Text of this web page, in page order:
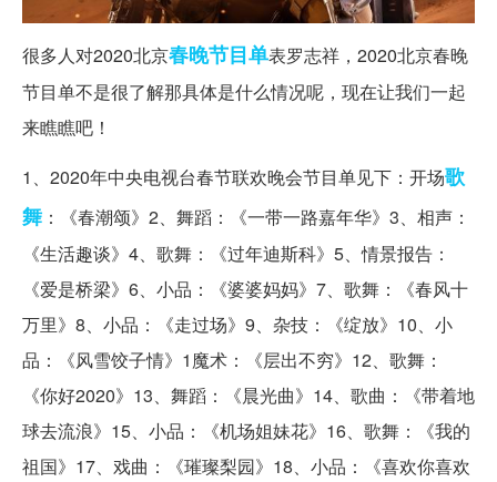
很多人对2020北京春晚节目单表罗志祥，2020北京春晚
节目单不是很了解那具体是什么情况呢，现在让我们一起
来瞧瞧吧！
1、2020年中央电视台春节联欢晚会节目单见下：开场歌
舞 ：《春潮颂》2、舞蹈：《一带一路嘉年华》3、相声：
《生活趣谈》4、歌舞：《过年迪斯科》5、情景报告：
《爱是桥梁》6、小品：《婆婆妈妈》7、歌舞：《春风十
万里》8、小品：《走过场》9、杂技：《绽放》10、小
品：《风雪饺子情》1魔术：《层出不穷》12、歌舞：
《你好2020》13、舞蹈：《晨光曲》14、歌曲：《带着地
球去流浪》15、小品：《机场姐妹花》16、歌舞：《我的
祖国》17、戏曲：《璀璨梨园》18、小品：《喜欢你喜欢